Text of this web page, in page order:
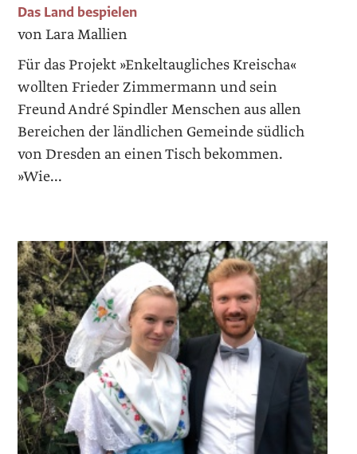
Das Land bespielen
von Lara Mallien
Für das Projekt »Enkeltaugliches Kreischa«
wollten Frieder Zimmermann und sein
Freund André Spindler Menschen aus allen
Bereichen der ländlichen Gemeinde südlich
von Dresden an einen Tisch bekommen.
»Wie...